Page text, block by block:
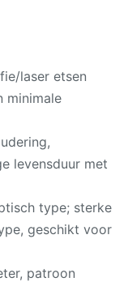
laser etsen
minimale
levensduur met
type; sterke
geschikt voor
patroon